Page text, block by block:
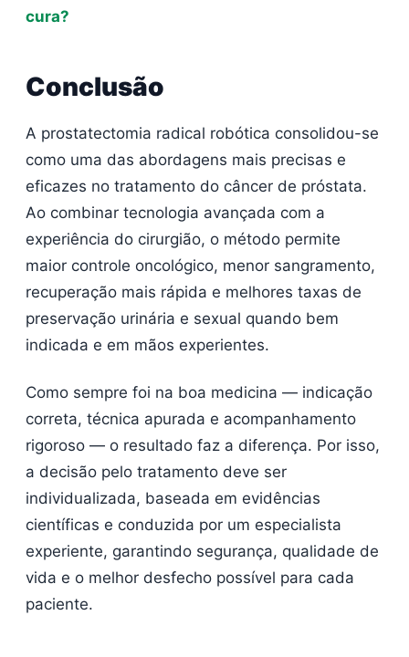
cura?
Conclusão
A prostatectomia radical robótica consolidou-se
como uma das abordagens mais precisas e
eficazes no tratamento do câncer de próstata.
Ao combinar tecnologia avançada com a
experiência do cirurgião, o método permite
maior controle oncológico, menor sangramento,
recuperação mais rápida e melhores taxas de
preservação urinária e sexual quando bem
indicada e em mãos experientes.
Como sempre foi na boa medicina — indicação
correta, técnica apurada e acompanhamento
rigoroso — o resultado faz a diferença. Por isso,
a decisão pelo tratamento deve ser
individualizada, baseada em evidências
científicas e conduzida por um especialista
experiente, garantindo segurança, qualidade de
vida e o melhor desfecho possível para cada
paciente.